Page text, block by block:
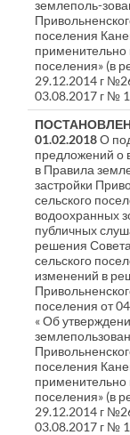
землеполь-
поселения
применительно
поселения» (в
29.12.2014 г
03.08.2017 г №
01.02.2018О
предложений о
в Правила
застройки
сельского
водоохранных
публичных
решения
сельского
изменений в
поселения от
« Об
поселения
применительно
поселения» (в
29.12.2014 г
03.08.2017 г №